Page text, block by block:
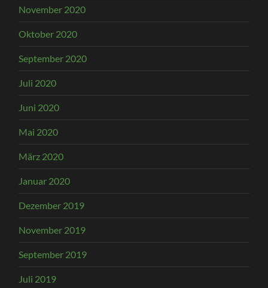
November 2020
Oktober 2020
September 2020
Juli 2020
Juni 2020
Mai 2020
März 2020
Januar 2020
Dezember 2019
November 2019
September 2019
Juli 2019